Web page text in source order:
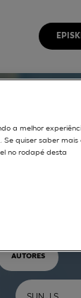
AUTORES
a melhor
Se quiser saber mais
no rodapé desta